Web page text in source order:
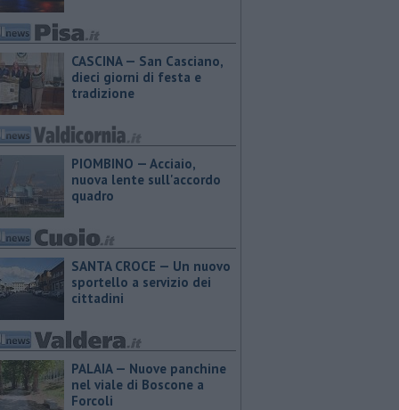
CASCINA — San Casciano,
dieci giorni di festa e
tradizione
PIOMBINO — Acciaio,
nuova lente sull'accordo
quadro
SANTA CROCE — Un nuovo
sportello a servizio dei
cittadini
PALAIA — Nuove panchine
nel viale di Boscone a
Forcoli